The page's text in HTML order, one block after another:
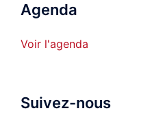
Agenda
Voir l'agenda
Suivez-nous